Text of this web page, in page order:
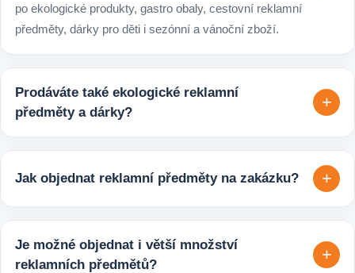
po ekologické produkty, gastro obaly, cestovní reklamní
předměty, dárky pro děti i sezónní a vánoční zboží.
Prodáváte také ekologické reklamní
předměty a dárky?
+
reklamních předmětů. K dispozici jsou i ekologicky udržitelné
varianty, které jsou vhodné pro firmy, jež chtějí spojit svojí
propagaci s odpovědným přístupem k životnímu prostředí.
Jak objednat reklamní předměty na zakázku? +
počtem kusů a představou o potisku. Následně si s vámi
upřesníme doplňující detaily, doporučíme vhodné varianty
Je možné objednat i větší množství
reklamních předmětů?
+